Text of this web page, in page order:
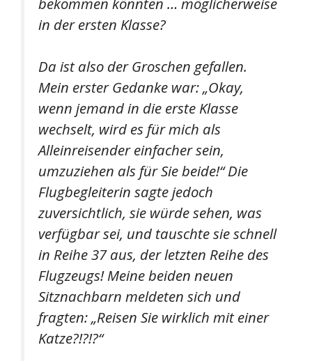
in der ersten Klasse?
Da ist also der Groschen gefallen.
Mein erster Gedanke war: „Okay,
wenn jemand in die erste Klasse
wechselt, wird es für mich als
Alleinreisender einfacher sein,
umzuziehen als für Sie beide!“ Die
Flugbegleiterin sagte jedoch
zuversichtlich, sie würde sehen, was
verfügbar sei, und tauschte sie schnell
in Reihe 37 aus, der letzten Reihe des
Flugzeugs! Meine beiden neuen
Sitznachbarn meldeten sich und
fragten: „Reisen Sie wirklich mit einer
Katze?!?!?“